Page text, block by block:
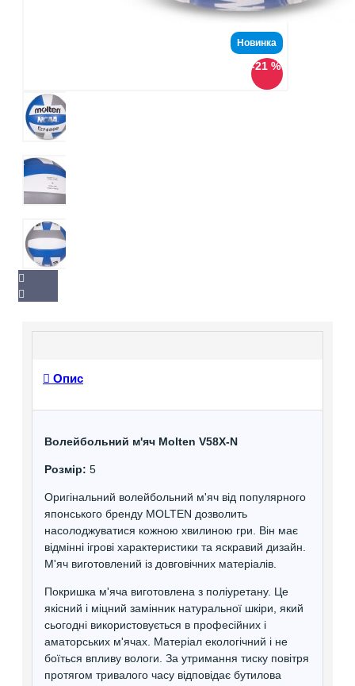
Новинка
-21 %
Опис
Волейбольний м'яч Molten V58X-N
Розмір: 5
Оригінальний волейбольний м'яч від популярного
японського бренду MOLTEN дозволить
насолоджуватися кожною хвилиною гри. Він має
відмінні ігрові характеристики та яскравий дизайн.
М'яч виготовлений із довговічних матеріалів.
Покришка м'яча виготовлена з поліуретану. Це
якісний і міцний замінник натуральної шкіри, який
сьогодні використовується в професійних і
аматорських м'ячах. Матеріал екологічний і не
боїться впливу вологи. За утримання тиску повітря
протягом тривалого часу відповідає бутилова